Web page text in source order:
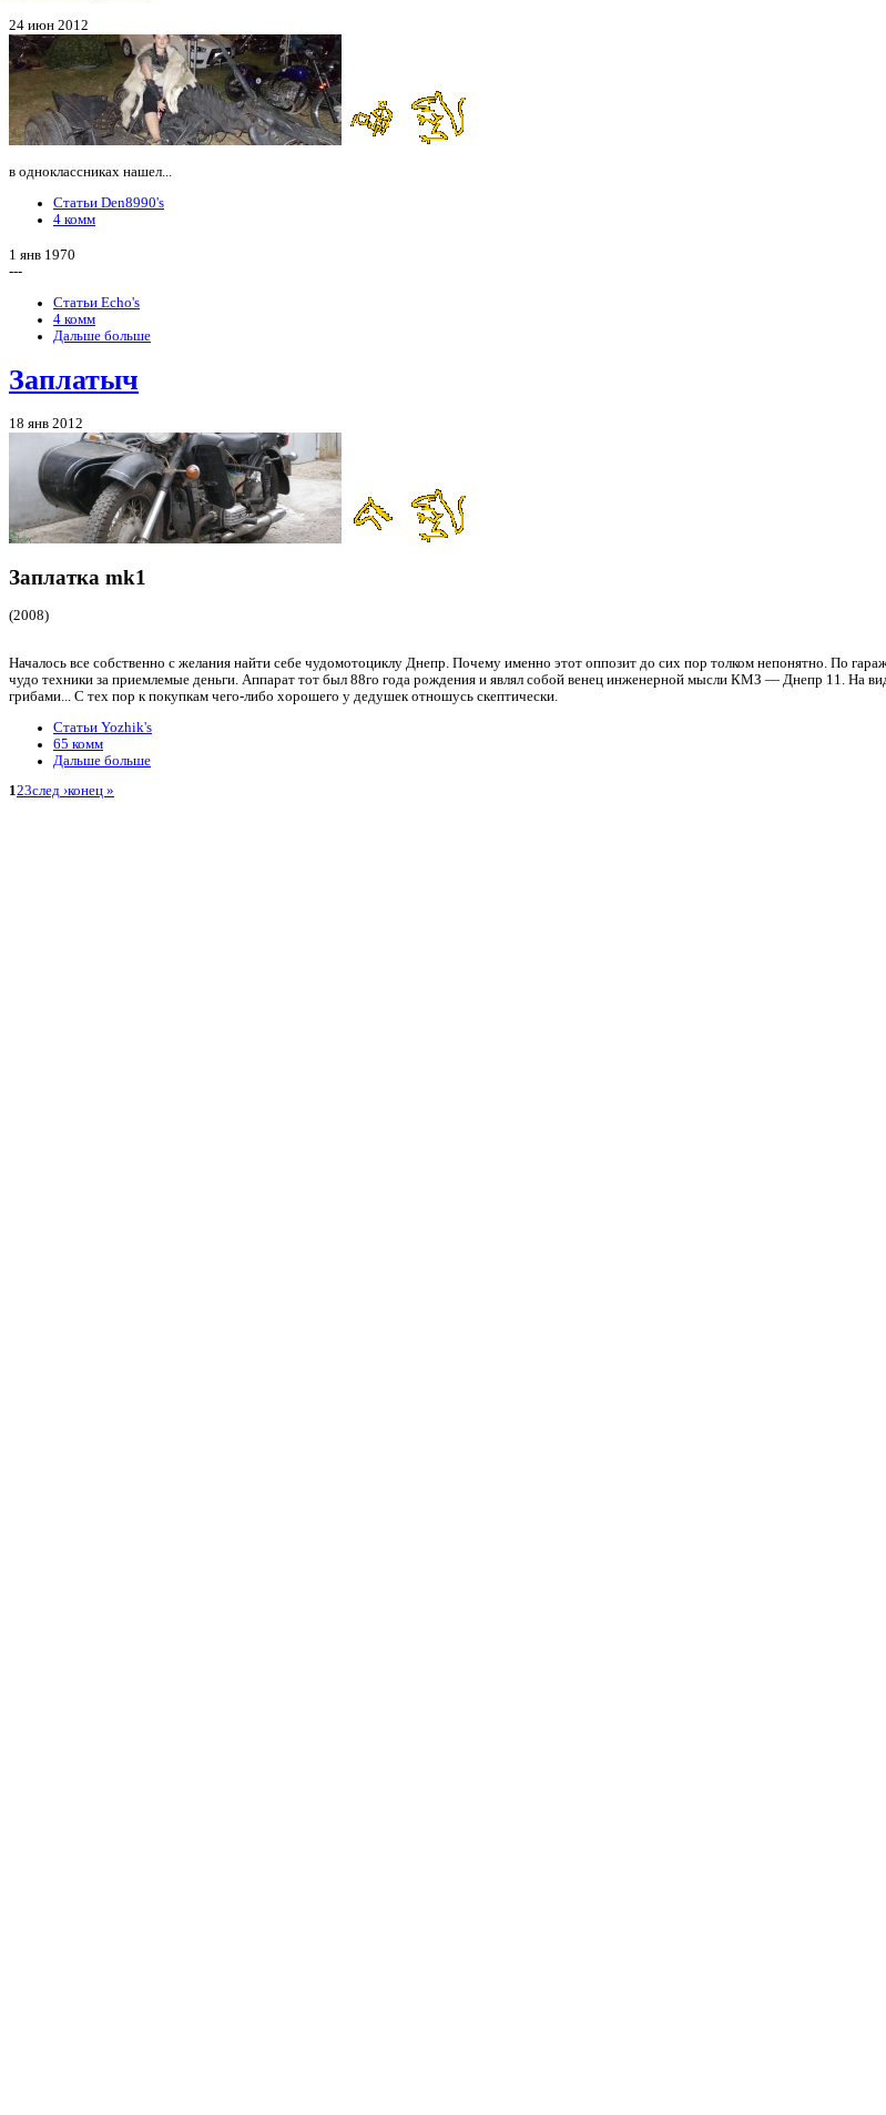
24 июн 2012
в одноклассниках нашел...
Статьи Den8990's
4 комм
1 янв 1970
---
Статьи Echo's
4 комм
Дальше больше
Заплатыч
18 янв 2012
Заплатка mk1
(2008)
Началось все собственно с желания найти себе чудомотоциклу Днепр. Почему именно этот оппозит до сих пор толком непонятно. По
чудо техники за приемлемые деньги. Аппарат тот был 88го года рождения и являл собой венец инженерной мысли КМЗ — Днепр 11. На
грибами... С тех пор к покупкам чего-либо хорошего у дедушек отношусь скептически.
Статьи Yozhik's
65 комм
Дальше больше
123след ›конец »